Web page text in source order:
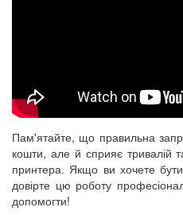
Пам'ятайте, що правильна
кошти, але й сприяє тривалій
принтера. Якщо ви хочете
довірте цю роботу
допомогти!